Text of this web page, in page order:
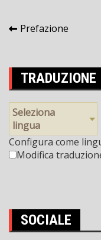
Posta
Prefazione
TRADUZIONE
Seleziona
lingua
Configura come
Modifica
SOCIALE